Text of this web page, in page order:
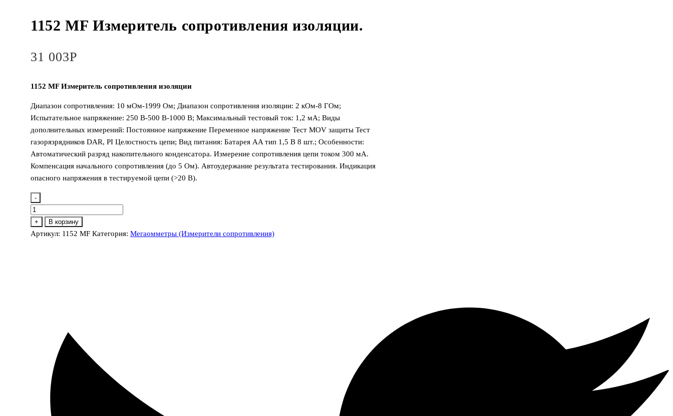
1152 MF Измеритель сопротивления изоляции.
31 003Р
1152 MF Измеритель сопротивления изоляции
Диапазон сопротивления: 10 мОм-1999 Ом; Диапазон сопротивления изоляции: 2 кОм-8 ГОм;
Испытательное напряжение: 250 В-500 В-1000 В; Максимальный тестовый ток: 1,2 мА; Виды
дополнительных измерений: Постоянное напряжение Переменное напряжение Тест MОV защиты Тест
газорязрядников DAR, PI Целостность цепи; Вид питания: Батарея AA тип 1,5 В 8 шт.; Особенности:
Автоматический разряд накопительного конденсатора. Измерение сопротивления цепи током 300 мА.
Компенсация начального сопротивления (до 5 Ом). Автоудержание результата тестирования. Индикация
опасного напряжения в тестируемой цепи (>20 В).
-
Количество
товара
1152
+ В корзину
Артикул: 1152 MF Категория:Мегаомметры (Измерители сопротивления)